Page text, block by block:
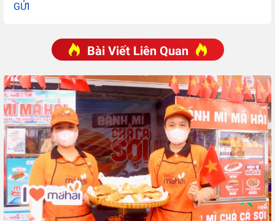
GỬI
Bài Viết Liên Quan